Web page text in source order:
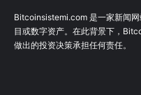
Bitcoinsistemi.com 是一家新闻
目或数字资产。在此背景下，
做出的投资决策承担任何责任。